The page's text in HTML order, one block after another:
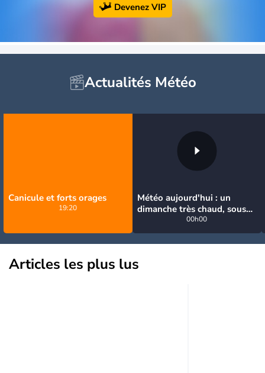
Devenez VIP
Actualités Météo
Canicule et forts orages
19:20
Météo aujourd'hui : un
dimanche très chaud, sous
la menace de quelques
orages
00h00
Articles les plus lus